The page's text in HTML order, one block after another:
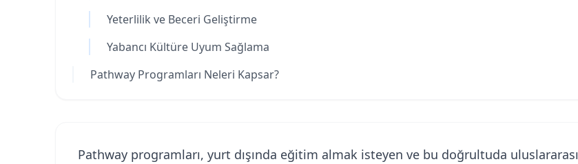
Yeterlilik ve Beceri Geliştirme
Yabancı Kültüre Uyum Sağlama
Pathway Programları Neleri Kapsar?
Pathway programları, yurt dışında eğitim almak isteyen ve bu doğrultuda uluslararası